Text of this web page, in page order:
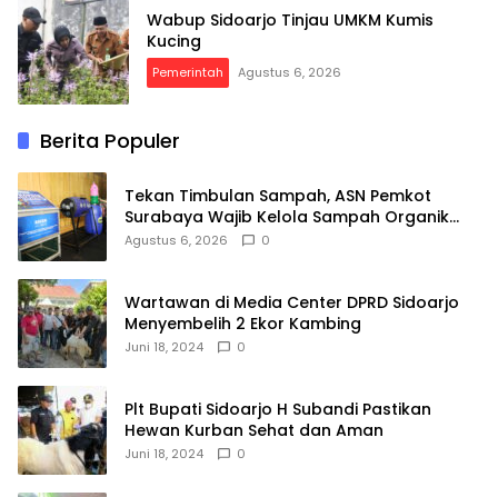
Wabup Sidoarjo Tinjau UMKM Kumis
Kucing
Pemerintah Agustus 6, 2026
Berita Populer
Tekan Timbulan Sampah, ASN Pemkot
Surabaya Wajib Kelola Sampah Organik
dari Rumah
Agustus 6, 2026 0
Wartawan di Media Center DPRD Sidoarjo
Menyembelih 2 Ekor Kambing
Juni 18, 2024 0
Plt Bupati Sidoarjo H Subandi Pastikan
Hewan Kurban Sehat dan Aman
Juni 18, 2024 0